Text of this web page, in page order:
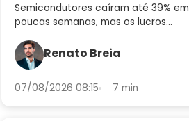
Semicondutores caíram até 39% em
poucas semanas, mas os lucros
setor pode ser uma oportunidade
agora
Renato Breia
07/08/2026 08:15 7 min